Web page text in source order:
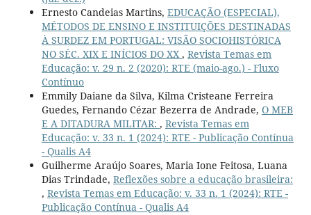
Ernesto Candeias Martins, EDUCAÇÃO (ESPECIAL),
MÉTODOS DE ENSINO E INSTITUIÇÕES DESTINADAS
À SURDEZ EM PORTUGAL: VISÃO SOCIOHISTÓRICA
NO SÉC. XIX E INÍCIOS DO XX , Revista Temas em
Educação: v. 29 n. 2 (2020): RTE (maio-ago.) - Fluxo
Contínuo
Emmily Daiane da Silva, Kilma Cristeane Ferreira
Guedes, Fernando Cézar Bezerra de Andrade, O MEB
E A DITADURA MILITAR: , Revista Temas em
Educação: v. 33 n. 1 (2024): RTE - Publicação Contínua
- Qualis A4
Guilherme Araújo Soares, Maria Ione Feitosa, Luana
Dias Trindade, Reflexões sobre a educação brasileira:
, Revista Temas em Educação: v. 33 n. 1 (2024): RTE -
Publicação Contínua - Qualis A4